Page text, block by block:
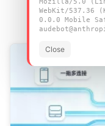
WebKit/537.36
0.0.0 Mobile
Close